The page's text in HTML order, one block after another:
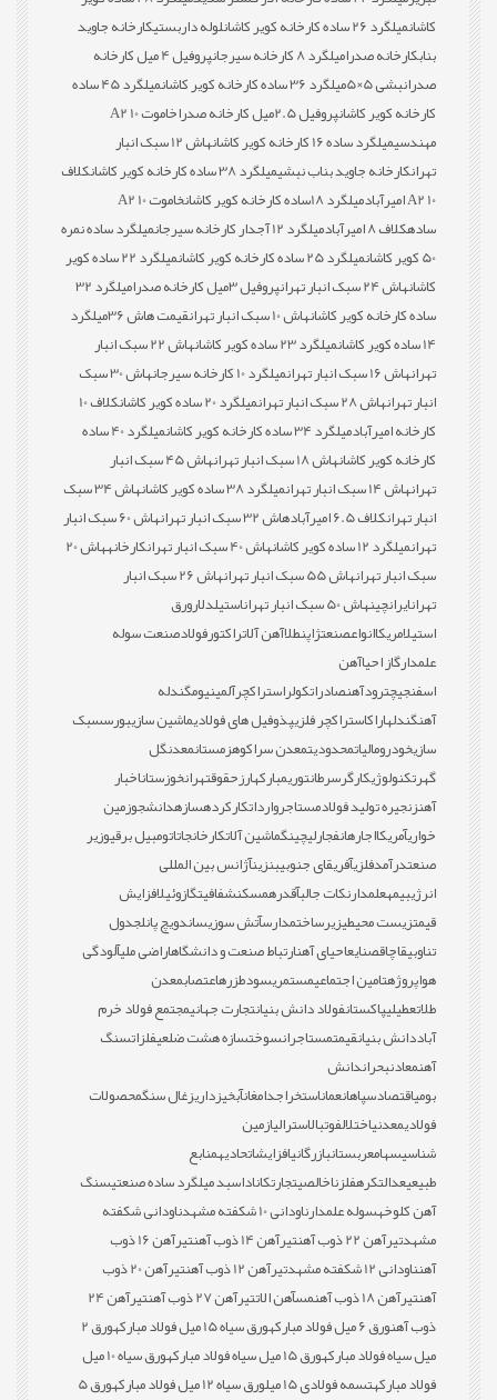
کاشانمیلگرد 26 ساده کارخانه کویر کاشان لوله داربستیکارخانه جاوید
بنابکارخانه صدرامیلگرد 8 کارخانه سیرجان
پروفیل 4 میل کارخانه
صدرانبشی 5×5 میلگرد 36 ساده کارخانه کویر کاشان
میلگرد 45 ساده
کارخانه کویر کاشانپروفیل 2.5میل کارخانه صدرا
خاموت 10 A2
مهندسیمیلگرد ساده 16 کارخانه کویر کاشان
هاش 12 سبک انبار
تهرانکارخانه جاوید بناب نبشیمیلگرد 38 ساده کارخانه کویر کاشان
کلاف
10 A2 امیرآباد
میلگرد 18ساده کارخانه کویر کاشان
خاموت 10 A2
سادهکلاف 8 امیرآباد میلگرد 12 آجدار کارخانه سیرجان
میلگرد ساده نمره
50 کویر کاشان
میلگرد 25 ساده کارخانه کویر کاشان
میلگرد 22 ساده کویر
کاشانهاش 24 سبک انبار تهران پروفیل 3میل کارخانه صدرا
میلگرد 32
ساده کارخانه کویر کاشانهاش 10 سبک انبار تهران قیمت هاش 36
میلگرد
14 ساده کویر کاشان
میلگرد 23 ساده کویر کاشان
هاش 22 سبک انبار
تهرانهاش 16 سبک انبار تهران میلگرد 10 کارخانه سیرجان
هاش 30 سبک
انبار تهرانهاش 28 سبک انبار تهران میلگرد 20 ساده کویر کاشان
کلاف 10
کارخانه امیرآبادمیلگرد 34 ساده کارخانه کویر کاشان
میلگرد 40 ساده
کارخانه کویر کاشانهاش 18 سبک انبار تهران
هاش 45 سبک انبار
تهرانهاش 14 سبک انبار تهران میلگرد 38 ساده کویر کاشان
هاش 34 سبک
انبار تهرانکلاف 6.5 امیرآباد هاش 32 سبک انبار تهران
هاش 60 سبک انبار
تهرانمیلگرد 12 ساده کویر کاشان هاش 40 سبک انبار تهران کارخانه
هاش 20
سبک انبار تهرانهاش 55 سبک انبار تهران
هاش 26 سبک انبار
تهرانایرانچینهاش 50 سبک انبار تهران استیلدلارورق
استیلامریکاانواعصنعتژاپنطلاآهن آلاتراکتورفولادصنعت سوله
علمدارگاز احیاآهن
اسفنجیچترودآهنصادراتکولراستراکچرآلمینیومگندله
آهنگندلهاراکاستراکچر فلزیپذوفیل های فولادیماشین سازیبورسسبک
سازیخودرومالیاتمحدودیتمعدن سراکوهزمستانمعدنگل
گهرتکنولوژیکارگرسرطانتوریمبارکهارزحقوقتهرانخوزستاناخبار
آهنزنجیره تولید فولادمستاجروارداتکارکردهسازهدانشجوزمین
خواریآمریکااجارهانفجارلیچینگماشین آلاتکارخانجاتاتومبیل برقیوزیر
صنعتدرآمدفلزیآفریقای جنوبیبنزینآژانس بین المللی
انرژیبیمهعلمدارنکات جالبآقدرهمسکنشفافیتگازوئیلافزایش
قیمتزیست محیطیزیرساختمدارسآتش سوزیساندویچ پانلجدول
تناوبیقاچاقصنایعاحیای آهنارتباط صنعت و دانشگاهاراضی ملیآلودگی
هواپروژهتامین اجتماعیمستمریسودطزرهاعتصابمعدن
طلاتعطیلیپاکستانفولاد دانش بنیانتجارت جهانیمجتمع فولاد خرم
آباددانش بنیانقیمتمستاجرانسوختسازه هشت ضلعیفلزاتسنگ
آهنمعادنبحراندانش
بومیاقتصادسپاهانعماناستخراجدامغانآبخیزداریزغال سنگمحصولات
فولادیمعدنیاختلالفوتبالاسترالیازمین
شناسیسهامعربستانبازرگانیافزایشاتحادیهمنابع
طبیعیعدالتکرهفلزناخالصیتجارتکاناداسبد میلگرد ساده صنعتیسنگ
آهن کلوخهسوله علمدارناودانی 10 شکفته مشهد
ناودانی شکفته
مشهدتیرآهن 22 ذوب آهن تیرآهن 14 ذوب آهن
تیرآهن 16 ذوب
آهنناودانی 12 شکفته مشهد تیرآهن 12 ذوب آهن
تیرآهن 20 ذوب
آهنتیرآهن 18 ذوب آهن مسآهن الاتتیرآهن 27 ذوب آهن
تیرآهن 24
ذوب آهنورق 6 میل فولاد مبارکه ورق سیاه 15 میل فولاد مبارکه
ورق 2
میل سیاه فولاد مبارکهورق 15 میل سیاه فولاد مبارکه
ورق سیاه 10 میل
فولاد مبارکهتسمه فولادی 15 میل ورق سیاه 12 میل فولاد مبارکه
ورق 5